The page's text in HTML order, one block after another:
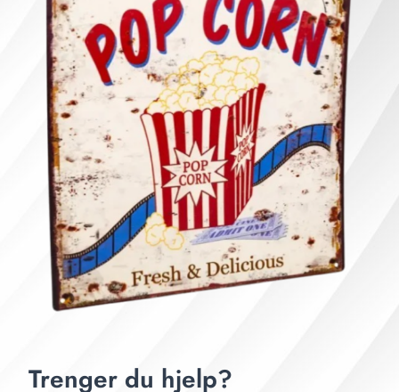
Trenger du hjelp?